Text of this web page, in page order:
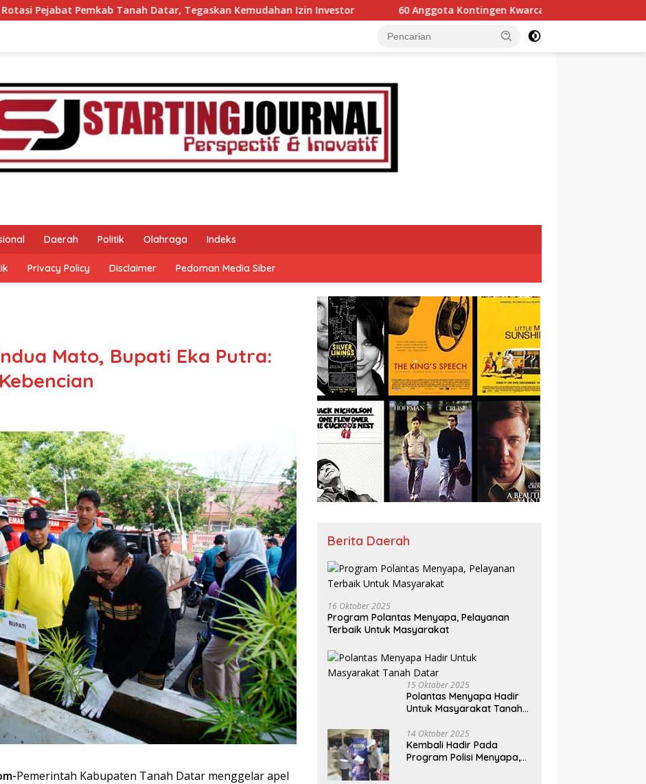
Datar, Tegaskan Kemudahan Izin Investor 60 Anggota Kontingen Kwarcab 0304 Gerakan Pramuka Tanah Datar Ikuti
Daerah Politik Olahraga Indeks
Privacy Policy Disclaimer Pedoman Media Siber
Mato, Bupati Eka Putra:
Pemerintah Kabupaten Tanah Datar menggelar apel
Berita Daerah
16 Oktober 2025
Program Polantas Menyapa, Pelayanan
Terbaik Untuk Masyarakat
15 Oktober 2025
Polantas Menyapa Hadir
Untuk Masyarakat Tanah
14 Oktober 2025
Kembali Hadir Pada
Program Polisi Menyapa,